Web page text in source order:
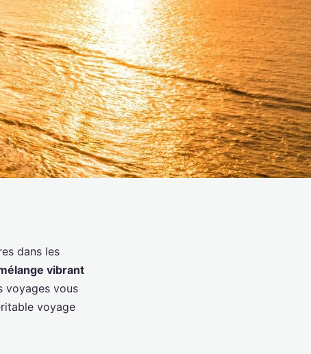
dans les
vibrant
voyages vous
voyage